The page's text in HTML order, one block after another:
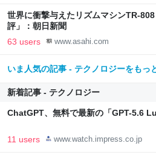
世界に衝撃与えたリズムマシンTR-
評」：朝日新聞
63 users www.asahi.com
いま人気の記事 - テクノロジーをもっ
新着記事 - テクノロジー
ChatGPT、無料で最新の「GPT-5.6
11 users www.watch.impress.co.jp